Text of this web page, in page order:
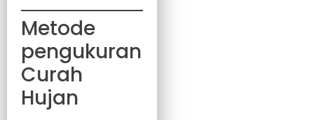
Metode
pengukuran
Curah
Hujan